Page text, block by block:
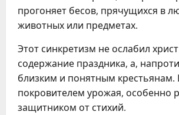
прогоняет бесов, прячущихся в
животных или предметах.
Этот синкретизм не ослабил
содержание праздника, а,
близким и понятным крестьянам.
покровителем урожая, особенно
защитником от стихий.